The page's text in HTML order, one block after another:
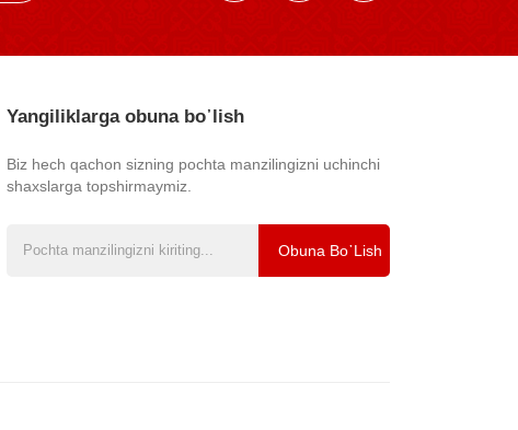
Yangiliklarga obuna bo᾿lish
Biz hech qachon sizning pochta manzilingizni uchinchi
shaxslarga topshirmaymiz.
Obuna Bo᾿lish